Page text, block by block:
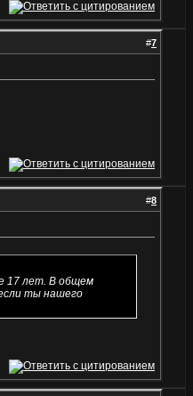
#7
#8
17 лет. В общем
ты нашего